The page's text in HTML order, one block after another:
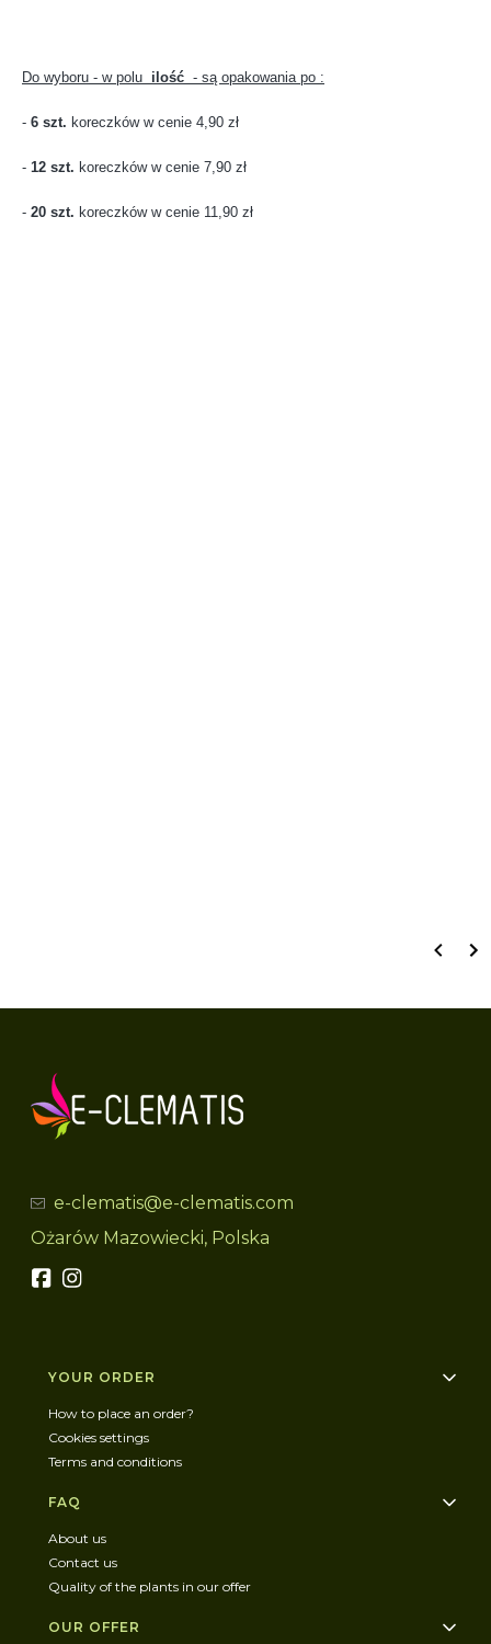
Do wyboru - w polu ilość - są opakowania po :
- 6 szt. koreczków w cenie 4,90 zł
- 12 szt. koreczków w cenie 7,90 zł
- 20 szt. koreczków w cenie 11,90 zł
e-clematis@e-clematis.com
Ożarów Mazowiecki, Polska
Footer menu
YOUR ORDER
How to place an order?
Cookies settings
Terms and conditions
FAQ
About us
Contact us
Quality of the plants in our offer
OUR OFFER